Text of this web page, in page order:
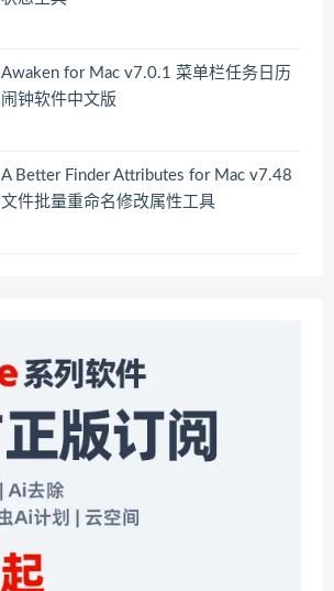
Awaken for Mac v7.0.1 菜单栏任务日历
闹钟软件中文版
A Better Finder Attributes for Mac v7.48
文件批量重命名修改属性工具